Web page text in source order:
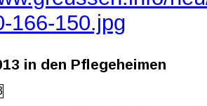
166-150.jpg
in den Pflegeheimen